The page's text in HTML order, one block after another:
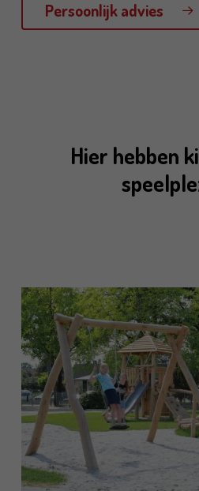
Persoonlijk advies
Hier hebben